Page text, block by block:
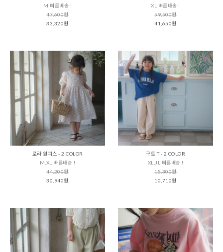
M 빠른배송 !
47,600원
33,320원
XL 빠른배송 !
59,500원
41,650원
로라 원피스 - 2 COLOR
M,XL 빠른배송 !
44,200원
30,940원
구트 T - 2 COLOR
XL,JL 빠른배송 !
15,300원
10,710원